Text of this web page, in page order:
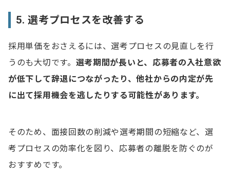
5. 選考プロセスを改善する
採用単価をおさえるには、選考プロセスの見直しを行
うのも大切です。 選考期間が長いと、応募者の入社意欲
が低下して辞退につながったり、他社からの内定が先
に出て採用機会を逃したりする可能性があります。
そのため、面接回数の削減や選考期間の短縮など、選
考プロセスの効率化を図り、応募者の離脱を防ぐのが
おすすめです。